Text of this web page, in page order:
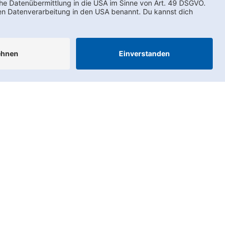
AEB Compliance Impressum